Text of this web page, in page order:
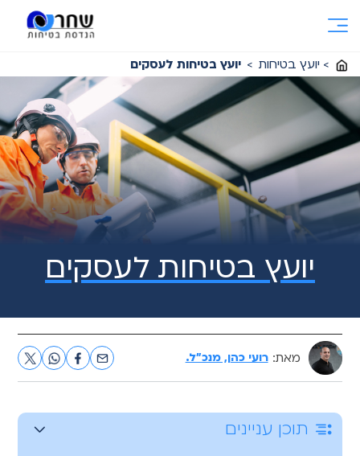
> יועץ בטיחות > יועץ בטיחות לעסקים
יועץ בטיחות לעסקים
מאת: רועי כהן, מנכ"ל.
תוכן עניינים